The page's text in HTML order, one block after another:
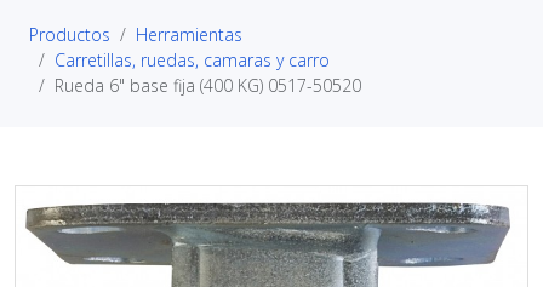
Productos
Herramientas
Carretillas, ruedas, camaras y carro
Rueda 6" base fija (400 KG) 0517-50520